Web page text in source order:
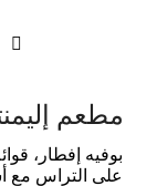

مطعم
بوفيه إفطار،
على التراس مع